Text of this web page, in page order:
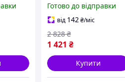
кодовим замком і
ручками Sadok top Sad-
03
Готово до відправки
від 142₴/міс
1 421 ₴
2 828 ₴
Купити